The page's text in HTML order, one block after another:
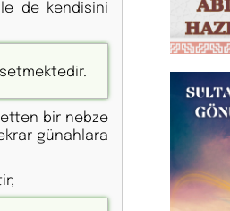
de kendisini
bir nebze
günahlara